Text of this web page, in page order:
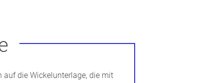
auf die Wickelunterlage, die mit